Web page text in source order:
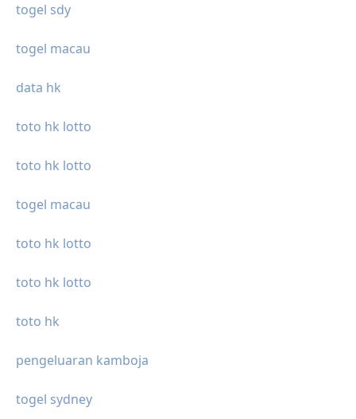
togel sdy
togel macau
data hk
toto hk lotto
toto hk lotto
togel macau
toto hk lotto
toto hk lotto
toto hk
pengeluaran kamboja
togel sydney